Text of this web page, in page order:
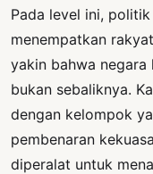
Pada level ini,
menempatkan
yakin bahwa negara
bukan sebaliknya.
dengan kelompok
pembenaran
diperalat untuk